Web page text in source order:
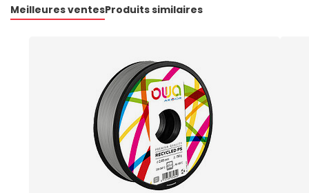
Meilleures ventesProduits similaires